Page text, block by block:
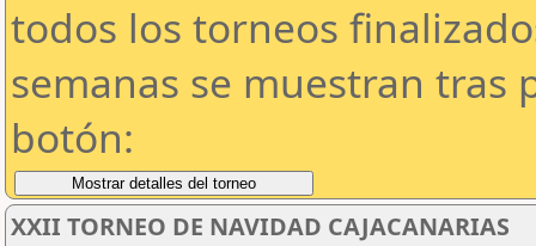
todos los torneos
semanas se muestran tras
botón:
XXII TORNEO DE NAVIDAD CAJACANARIAS